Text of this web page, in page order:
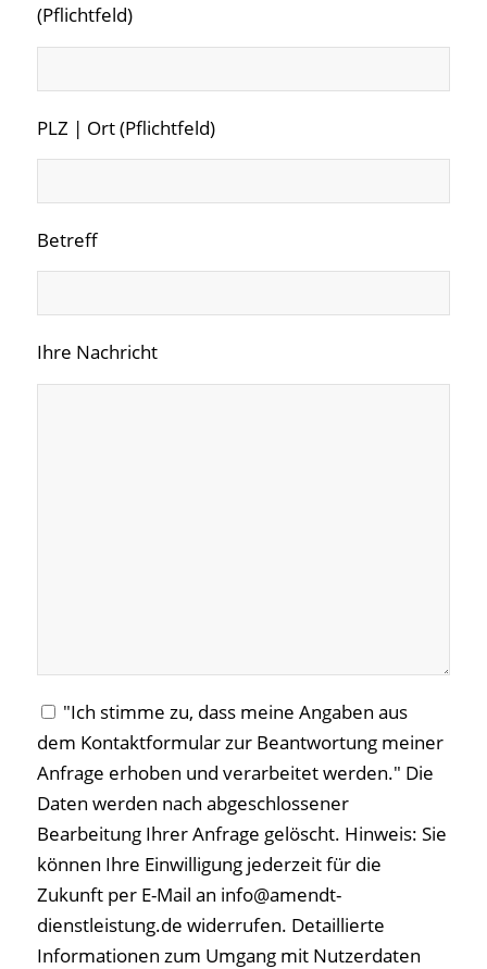
(Pflichtfeld)
PLZ | Ort (Pflichtfeld)
Betreff
Ihre Nachricht
"Ich stimme zu, dass meine Angaben aus
dem Kontaktformular zur Beantwortung meiner
Anfrage erhoben und verarbeitet werden." Die
Daten werden nach abgeschlossener
Bearbeitung Ihrer Anfrage gelöscht. Hinweis: Sie
können Ihre Einwilligung jederzeit für die
Zukunft per E-Mail an info@amendt-
dienstleistung.de widerrufen. Detaillierte
Informationen zum Umgang mit Nutzerdaten